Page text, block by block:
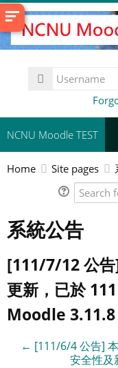
Skip
to
main
Username
NCNU Moodle TEST
常用連結
English (United
Home Site pages
Search
系統公告
[111/7/12 公
更新，已於
Moodle 3.11.8
← [111/6/4 公告]
安全性及